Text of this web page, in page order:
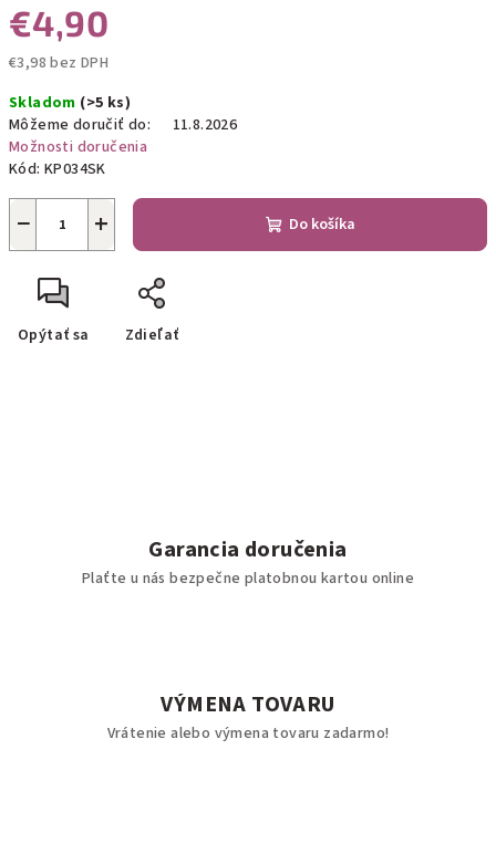
€4,90
€3,98 bez DPH
cena:
Skladom (>5 ks)
Môžeme doručiť do:
11.8.2026
Možnosti doručenia
Kód: KP034SK
+
− Do košíka
Opýtať sa Zdieľať
Garancia doručenia
Plaťte u nás bezpečne platobnou kartou online
VÝMENA TOVARU
Vrátenie alebo výmena tovaru zadarmo!